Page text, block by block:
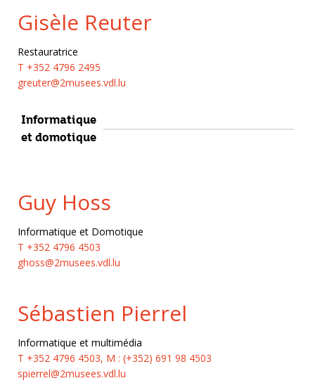
Gisèle Reuter
Restauratrice
T +352 4796 2495
greuter@2musees.vdl.lu
Informatique
et domotique
Guy Hoss
Informatique et Domotique
T +352 4796 4503
ghoss@2musees.vdl.lu
Sébastien Pierrel
Informatique et multimédia
T +352 4796 4503, M : (+352) 691 98 4503
spierrel@2musees.vdl.lu